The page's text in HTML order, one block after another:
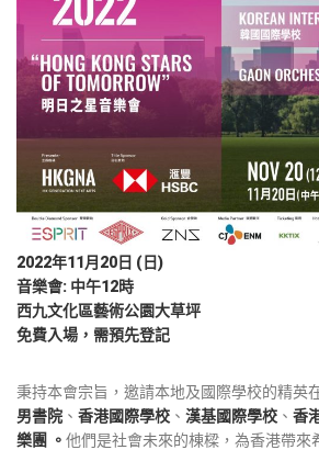
2022年11月20日 (日)
音樂會: 中午12時
西九文化區藝術公園大草坪
免費入場，需預先登記
秉持本會宗旨，邀請本地及國際學校的精英
男書院 、 香港國際學校 、 漢基國際學校 、 香
樂團 。 他們是社會未來的棟樑，為香港帶來